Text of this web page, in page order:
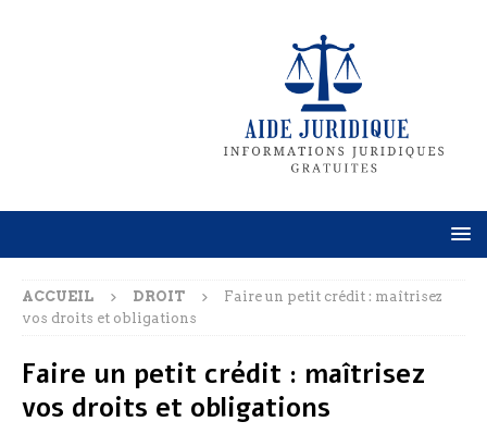
ACCUEIL DROIT
Faire un petit crédit : maîtrisez
vos droits et obligations
Faire un petit crédit : maîtrisez
vos droits et obligations